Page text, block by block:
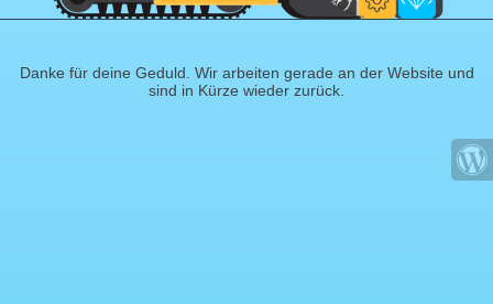
Danke für deine Geduld. Wir arbeiten gerade an der Website und
sind in Kürze wieder zurück.